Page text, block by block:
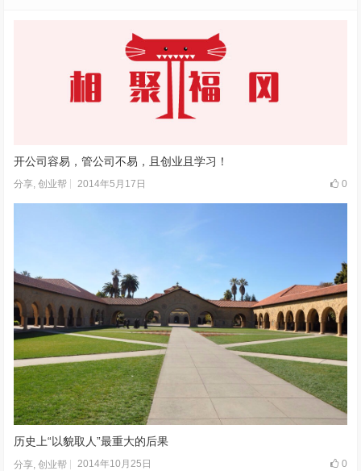
开公司容易，管公司不易，且创业且学习！
分享,创业帮 2014年5月17日 0
历史上“以貌取人”最重大的后果
分享 ,创业帮 2014年10月25日 0